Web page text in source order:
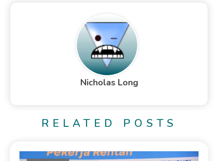
Nicholas Long
RELATED POSTS